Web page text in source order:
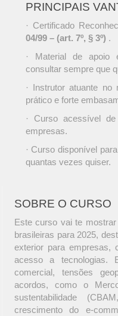
PRINCIPAIS
· Certificado
04/99 – (art. 7º, § 3º) .
· Material de apoio
consultar sempre que
· Instrutor atuante no
prático e forte
· Curso acessível
empresas.
· Curso disponível
quantas vezes quiser.
SOBRE O CURSO
Este curso vai te
brasileiras para 2025,
exterior para empresas,
acesso a tecnologias.
comercial, tensões
acordos, como o
sustentabilidade
crescimento do e-